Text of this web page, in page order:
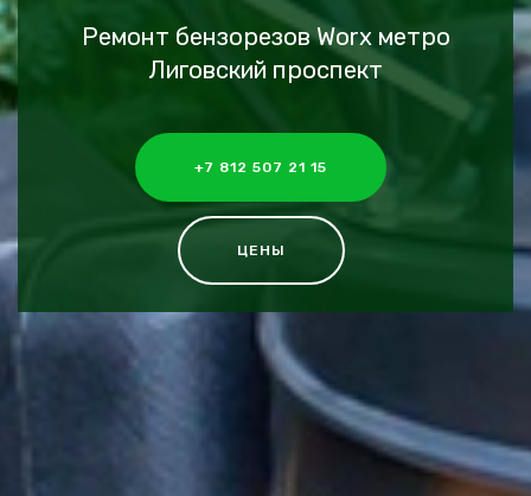
Ремонт бензорезов Worx метро
Лиговский проспект
+7 812 507 21 15
ЦЕНЫ